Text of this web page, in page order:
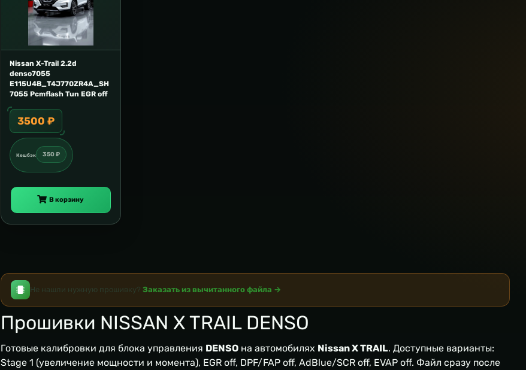
Nissan X-Trail 2.2d
denso7055
E115U4B_T4J770ZR4A_SH
7055 Pcmflash Tun EGR off
3500 ₽
Кешбэк 350 ₽
В корзину
Не нашли нужную прошивку? Заказать из вычитанного файла →
Прошивки NISSAN X TRAIL DENSO
Готовые калибровки для блока управления DENSO на автомобилях Nissan X TRAIL. Доступные варианты:
Stage 1 (увеличение мощности и момента), EGR off, DPF/FAP off, AdBlue/SCR off, EVAP off. Файл сразу после